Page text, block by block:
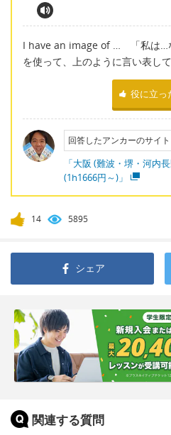
I have an image of … 「私は…
を使って、上のように言い表し
役に立っ
回答したアンカーのサイト
「大阪 (難波・堺・河内
(1h1666円～)」
14 5895
シェア
関連する質問